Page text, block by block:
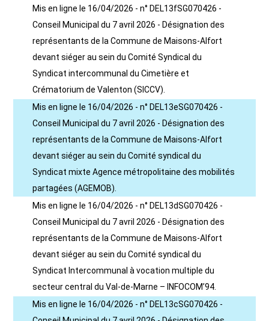
Mis en ligne le 16/04/2026 - n° DEL13fSG070426 -
Conseil Municipal du 7 avril 2026 - Désignation des
représentants de la Commune de Maisons-Alfort
devant siéger au sein du Comité Syndical du
Syndicat intercommunal du Cimetière et
Crématorium de Valenton (SICCV).
Mis en ligne le 16/04/2026 - n° DEL13eSG070426 -
Conseil Municipal du 7 avril 2026 - Désignation des
représentants de la Commune de Maisons-Alfort
devant siéger au sein du Comité syndical du
Syndicat mixte Agence métropolitaine des mobilités
partagées (AGEMOB).
Mis en ligne le 16/04/2026 - n° DEL13dSG070426 -
Conseil Municipal du 7 avril 2026 - Désignation des
représentants de la Commune de Maisons-Alfort
devant siéger au sein du Comité syndical du
Syndicat Intercommunal à vocation multiple du
secteur central du Val-de-Marne – INFOCOM’94.
Mis en ligne le 16/04/2026 - n° DEL13cSG070426 -